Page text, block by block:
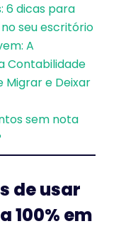
6 dicas para
seu escritório
A
Contabilidade
Migrar e Deixar
sem nota
de usar
100% em